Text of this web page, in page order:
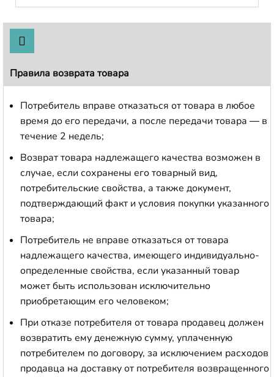
Правила возврата товара
Потребитель вправе отказаться от товара в любое
время до его передачи, а после передачи товара — в
течение 2 недель;
Возврат товара надлежащего качества возможен в
случае, если сохранены его товарный вид,
потребительские свойства, а также документ,
подтверждающий факт и условия покупки указанного
товара;
Потребитель не вправе отказаться от товара
надлежащего качества, имеющего индивидуально-
определенные свойства, если указанный товар
может быть использован исключительно
приобретающим его человеком;
При отказе потребителя от товара продавец должен
возвратить ему денежную сумму, уплаченную
потребителем по договору, за исключением расходов
продавца на доставку от потребителя возвращенного